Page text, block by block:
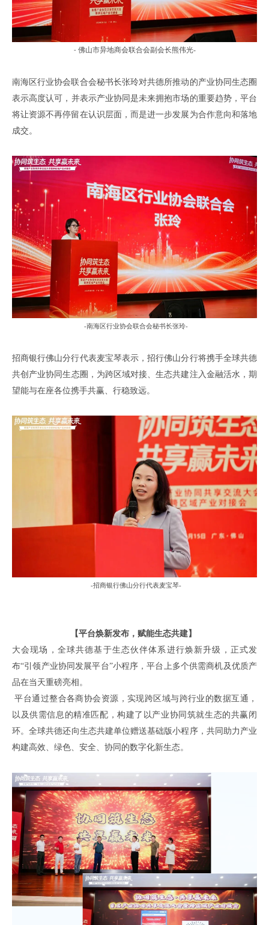
- 佛山市异地商会联合会副会长熊伟光-
南海区行业协会联合会秘书长张玲对共德所推动的产业协同生态圈
表示高度认可 ， 并表示产业协同是未来拥抱市场的重要趋势， 平台
将让资源不再停留在认识层面，而是进一步发展为合作意向和落地
成交。
-南海区行业协会联合会秘书长张玲-
招商银行佛山分行代表麦宝琴表示 ，招行佛山分行将携手全球共德
共创 产业协同生态圈，为跨区域对接、生态共建注入金融活水，期
望能与在座各位携手共赢、行稳致远。
-招商银行佛山分行代表麦宝琴-
【平台焕新发布，赋能生态共建】
大会现场，全球共德基于生态伙伴体系进行焕新升级 ， 正式发
布“引领产业协同发展平台”小程序，平台上多个供需商机及优质产
品在当天重磅亮相 。
平台通过整合各商协会资源，实现跨 区域与跨行业的数据互通，
以及供需信息 的精准匹配，构建了 以产业协同筑就生态的共赢闭
环。全球共德还向生态共建单位赠送基础版小程序， 共同 助力 产业
构建高效、绿色、安全、协同的数字化新生态。